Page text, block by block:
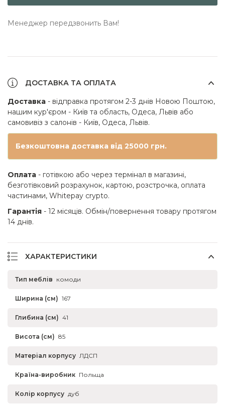
Менеджер передзвонить Вам!
ДОСТАВКА ТА ОПЛАТА
Доставка - відправка протягом 2-3 днів Новою Поштою,
нашим кур'єром - Київ та область, Одеса, Львів або
самовивіз з салонів - Київ, Одеса, Львів.
Безкоштовна доставка від 25000 грн.
Оплата - готівкою або через термінал в магазині,
безготівковий розрахунок, картою, розстрочка, оплата
частинами, Whitepay crypto.
Гарантія - 12 місяців. Обмін/повернення товару протягом
14 днів.
ХАРАКТЕРИСТИКИ
Тип меблів комоди
Ширина (см) 167
Глибина (см) 41
Висота (см) 85
Матеріал корпусу ЛДСП
Країна-виробник Польща
Колір корпусу дуб